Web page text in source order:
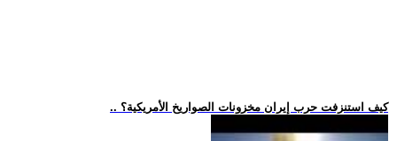
.. كيف استنزفت حرب إيران مخزونات الصواريخ الأمريكية؟